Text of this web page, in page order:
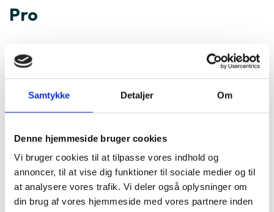
Samtykke Detaljer Om
Denne hjemmeside bruger cookies
Vi bruger cookies til at tilpasse vores indhold og
annoncer, til at vise dig funktioner til sociale medier og til
at analysere vores trafik. Vi deler også oplysninger om
din brug af vores hjemmeside med vores partnere inden
Pro
Specifikationer
GreenMind Cover iPhone 12/12
Pro er ofte købt sammen med